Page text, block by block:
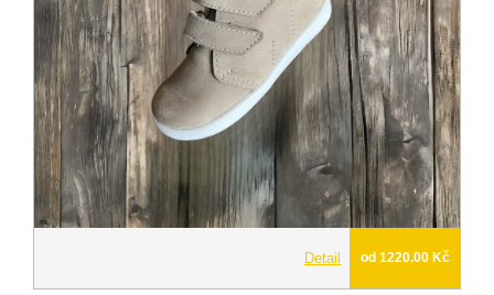
Detail od 1220.00 Kč